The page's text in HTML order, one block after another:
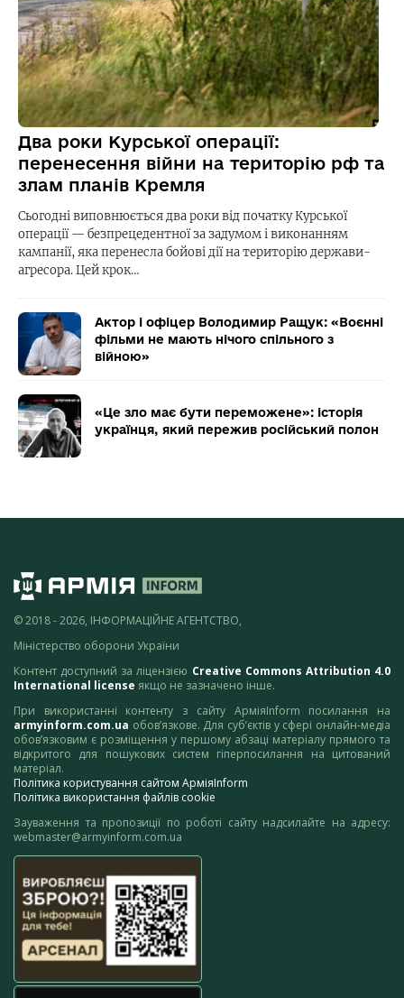
Два роки Курської операції:
перенесення війни на територію рф та
злам планів Кремля
Сьогодні виповнюється два роки від початку Курської
операції — безпрецедентної за задумом і виконанням
кампанії, яка перенесла бойові дії на територію держави-
агресора. Цей крок…
Актор і офіцер Володимир Ращук: «Воєнні
фільми не мають нічого спільного з
війною»
«Це зло має бути переможене»: історія
українця, який пережив російський полон
© 2018 - 2026, ІНФОРМАЦІЙНЕ АГЕНТСТВО,
Міністерство оборони України
Контент доступний за ліцензією Creative Commons Attribution 4.0
International license якщо не зазначено інше.
При використанні контенту з сайту АрміяInform посилання на
armyinform.com.ua обов’язкове. Для суб’єктів у сфері онлайн-медіа
обов’язковим є розміщення у першому абзаці матеріалу прямого та
відкритого для пошукових систем гіперпосилання на цитований
матеріал.
Політика користування сайтом АрміяInform
Політика використання файлів cookie
Зауваження та пропозиції по роботі сайту надсилайте на адресу:
webmaster@armyinform.com.ua